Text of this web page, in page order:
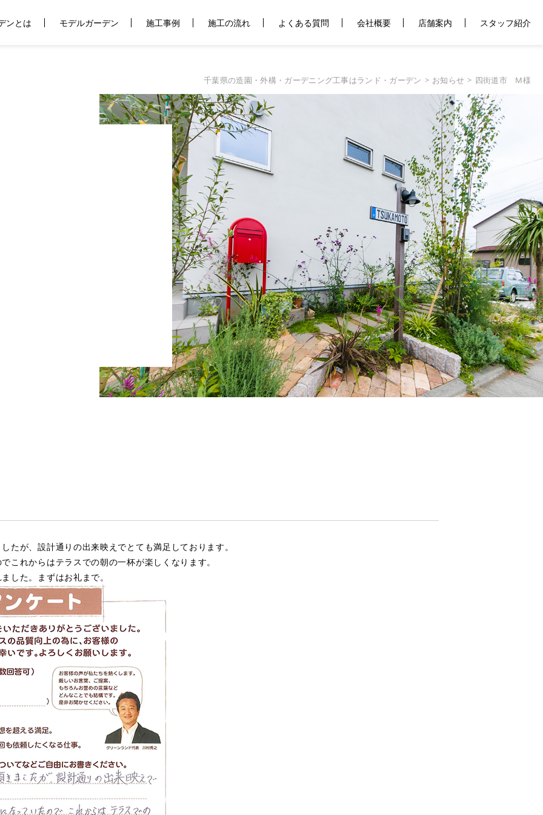
ンとは モデルガーデン 施工事例 施工の流れ よくある質問 会社概要 店舗案内 スタッフ紹介
千葉県の造園・外構・ガーデニング工事はランド・ガーデン お知らせ 四街道市 M様
たが、設計通りの出来映えでとても満足しております。
これからはテラスでの朝の一杯が楽しくなります。
した。まずはお礼まで。